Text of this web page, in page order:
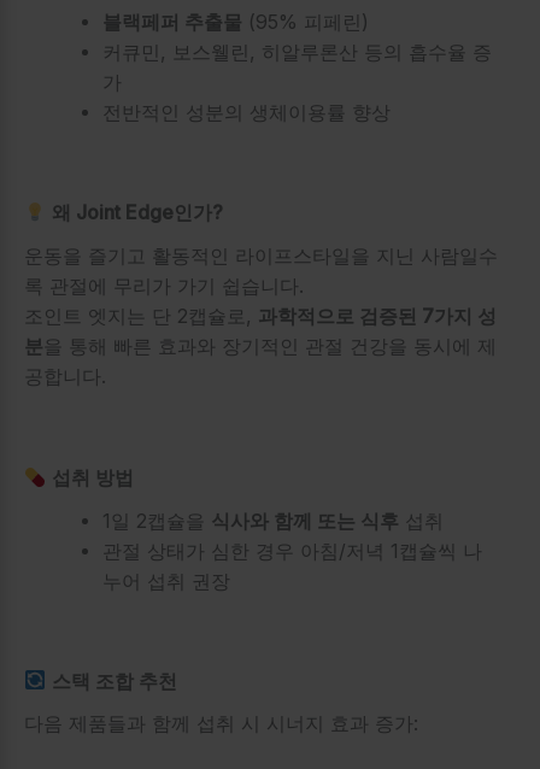
블랙페퍼 추출물 (95% 피페린)
커큐민, 보스웰린, 히알루론산 등의 흡수율 증
가
전반적인 성분의 생체이용률 향상
왜 Joint Edge인가?
운동을 즐기고 활동적인 라이프스타일을 지닌 사람일수
록 관절에 무리가 가기 쉽습니다.
조인트 엣지는 단 2캡슐로, 과학적으로 검증된 7가지 성
분 을 통해 빠른 효과와 장기적인 관절 건강을 동시에 제
공합니다.
섭취 방법
1일 2캡슐을 식사와 함께 또는 식후 섭취
관절 상태가 심한 경우 아침/저녁 1캡슐씩 나
누어 섭취 권장
스택 조합 추천
다음 제품들과 함께 섭취 시 시너지 효과 증가: